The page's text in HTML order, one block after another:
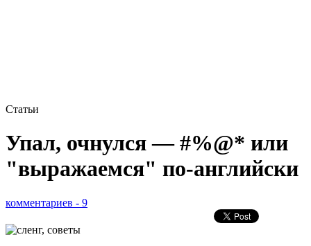
Статьи
Упал, очнулся — #%@* или
"выражаемся" по-английски
комментариев - 9